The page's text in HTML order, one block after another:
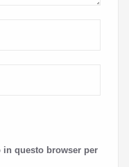
questo browser per